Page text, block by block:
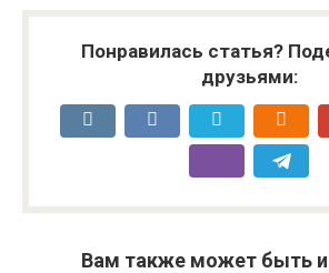
Понравилась статья?
друзьями:
Вам также может быть